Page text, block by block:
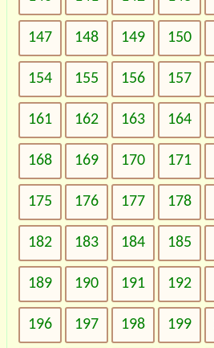
147 148 149 150
154 155 156 157
161 162 163 164
168 169 170 171
175 176 177 178
182 183 184 185
189 190 191 192
196 197 198 199